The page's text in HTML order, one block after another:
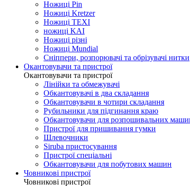
Ножиці Premax
Ножиці звичайні
Ножиці для лівшів
Ножиці Pin
Ножиці Kretzer
Ножиці TEXI
ножиці KAI
Ножиці різні
Ножиці Mundial
Сніппери, розпорювачі та обрізувачі нитки
Окантовувачи та пристрої
Окантовувачи та пристрої
Лінійки та обмежувачі
Обкантовувачі в два складання
Обкантовувачи в чотири складання
Рубильники для підгинання краю
Обкантовувачи для розпошивальних машин
Пристрої для пришивання гумки
Шлевочники
Siruba пристосування
Пристрої спеціальні